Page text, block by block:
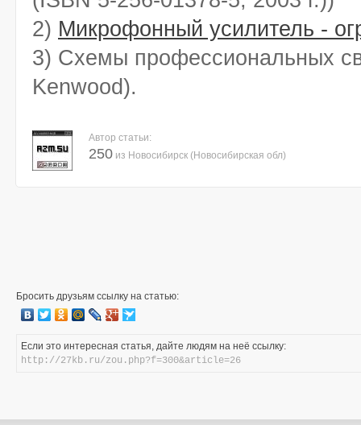
2) Микрофонный усилитель -
3) Схемы профессиональных
Kenwood).
Автор статьи:
250 из Новосибирск (Новосибирская обл)
Бросить друзьям ссылку на статью:
Если это интересная статья, дайте людям на неё ссылку:
http://27kb.ru/zou.php?f=300&article=26